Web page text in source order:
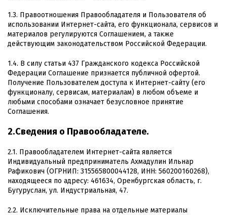
1.3. Правоотношения Правообладателя и Пользователя об
использовании Интернет-сайта, его функционала, сервисов и
материалов регулируются Соглашением, а также
действующим законодательством Российской Федерации.
1.4. В силу статьи 437 Гражданского кодекса Российской
Федерации Соглашение признается публичной офертой.
Получение Пользователем доступа к Интернет-сайту (его
функционалу, сервисам, материалам) в любом объеме и
любыми способами означает безусловное принятие
Соглашения.
2.Сведения о Правообладателе.
2.1. Правообладателем Интернет-сайта является
Индивидуальный предприниматель Ахмадулин Ильнар
Рафикович (ОГРНИП: 315565800044128, ИНН: 560200160268),
находящееся по адресу: 461634, Оренбургская область, г.
Бугуруслан, ул. Индустриальная, 47.
2.2. Исключительные права на отдельные материалы